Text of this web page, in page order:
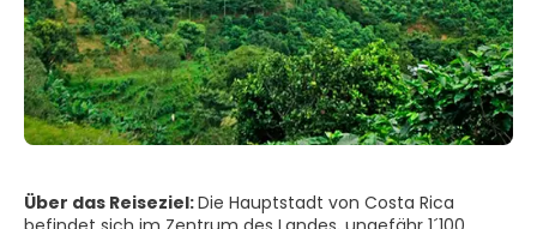
Über das Reiseziel:Die Hauptstadt von Costa Rica